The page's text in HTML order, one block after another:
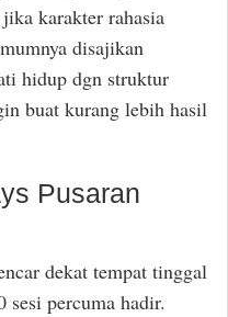
karakter rahasia
disajikan
hidup dgn struktur
buat kurang lebih hasil
Pusaran
dekat tempat tinggal
sesi percuma hadir.